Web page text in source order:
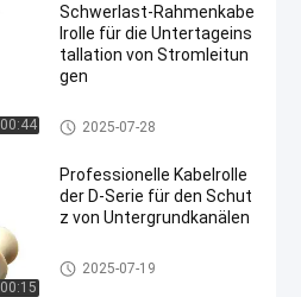
00:44
Schwerlast-Rahmenkabe
lrolle für die Untertageins
tallation von Stromleitun
gen
Kabel-Rollenscheiben
2025-07-28
00:15
Professionelle Kabelrolle
der D-Serie für den Schut
z von Untergrundkanälen​
Kabel-Rollenscheiben
2025-07-19